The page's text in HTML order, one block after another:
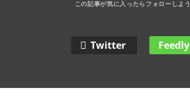
Twitter Feedly